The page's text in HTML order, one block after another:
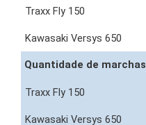
Quantidade de marchas